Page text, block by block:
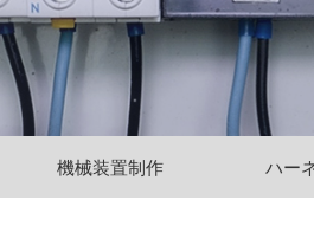
機械装置制作 ハー